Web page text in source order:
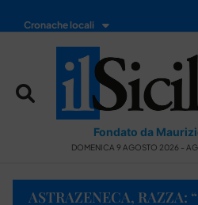
Cronache locali
Fondato da
DOMENICA 9 AGOSTO 2026 -
ASTRAZENECA, RAZZA: